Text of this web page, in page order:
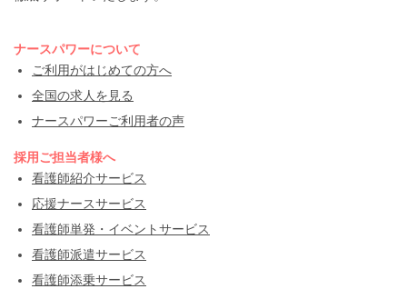
ナースパワーについて
ご利用がはじめての方へ
全国の求人を見る
ナースパワーご利用者の声
採用ご担当者様へ
看護師紹介サービス
応援ナースサービス
看護師単発・イベントサービス
看護師派遣サービス
看護師添乗サービス